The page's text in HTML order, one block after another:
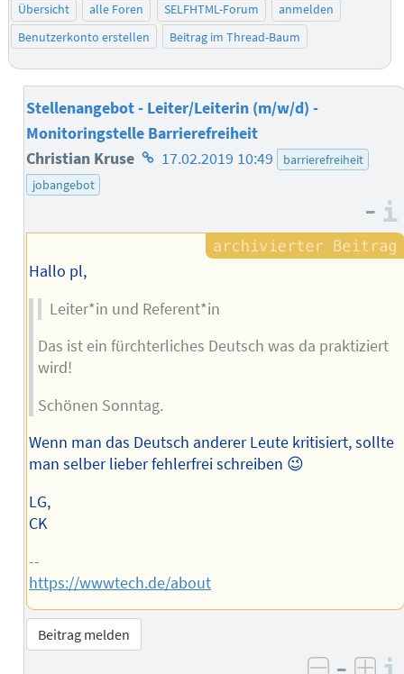
Übersicht alle Foren SELFHTML-Forum
anmelden
Benutzerkonto erstellen
Beitrag im Thread-Baum
Stellenangebot - Leiter/Leiterin (m/w/d) -
Monitoringstelle Barrierefreiheit
Christian Kruse Homepage
17.02.2019 10:49
barrierefreiheit
jobangebot
–
Hallo pl,
Leiter*in und Referent*in
Das ist ein fürchterliches Deutsch was da praktiziert
wird!
Schönen Sonntag.
Wenn man das Deutsch anderer Leute kritisiert, sollte
man selber lieber fehlerfrei schreiben 😉
LG,
CK
--
https://wwwtech.de/about
Beitrag melden
–